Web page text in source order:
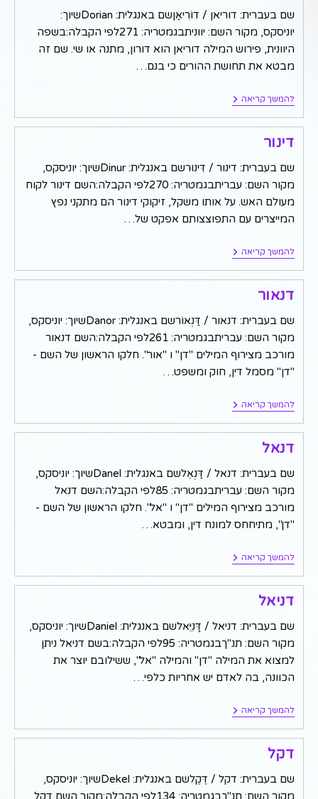
שם בעברית: דוריאן / דוֹרִיאַןשם באנגלית: Dorianשיוך:
יוניסקס, מקור השם: יווניתבגמטריה: 271לפי הקבלה:בשפה
היוונית, פירוש המילה דוריאן הוא דורון, מתנה או שי. שם זה
מבטא את תחושת ההורים כי בנם…
להמשך קריאהדוריאן
דינור
שם בעברית: דינור / דִּינוּרשם באנגלית: Dinurשיוך: יוניסקס,
מקור השם: עבריתבגמטריה: 270לפי הקבלה:השם דינור לקוח
מעולם האש. על אותו משקל, זיקוקי דינור הם מתקני נפץ
המייצרים עם התפוצצותם אפקט של…
להמשך קריאהדינור
דנאור
שם בעברית: דנאור / דַּנְאוֹרשם באנגלית: Danorשיוך: יוניסקס,
מקור השם: עבריתבגמטריה: 261לפי הקבלה:השם דנאור
מורכב מצירוף המילים "דן" ו "אור". חלקו הראשון של השם -
"דן" מסמל דין, חוק ומשפט…
להמשך קריאהדנאור
דנאל
שם בעברית: דנאל / דַּנְאֵלשם באנגלית: Danelשיוך: יוניסקס,
מקור השם: עבריתבגמטריה: 85לפי הקבלה:השם דנאל
מורכב מצירוף המילים "דן" ו "אל". חלקו הראשון של השם -
"דן", מתיחחס למונח דין, ומבטא…
להמשך קריאהדנאל
דניאל
שם בעברית: דניאל / דָּנִיֵּאלשם באנגלית: Danielשיוך: יוניסקס,
מקור השם: תנ"ךבגמטריה: 95לפי הקבלה:בשם דניאל ניתן
למצוא את המילה "דן" והמילה "אל", ששילובם יוצר את
הכוונה, בה לאדם יש אחריות כלפי…
להמשך קריאהדניאל
דקל
שם בעברית: דקל / דֶּקֶלשם באנגלית: Dekelשיוך: יוניסקס,
מקור השם: תנ"ךבגמטריה: 134לפי הקבלה:מקור השם דקל